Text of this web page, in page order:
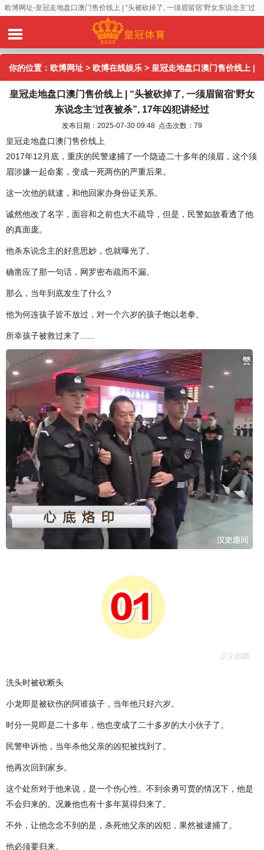
欧博网址-皇冠走地盘口澳门售价线上 | “头被砍掉了, 一须眉留宿‘野女东说念主’过
你的位置： 欧博网址 > 欧博在线娱乐 > 皇冠走地盘口澳门售价线上 |
“头被砍掉了, 一须眉留宿‘野女东说念主’过夜被杀”, 17年凶犯讲经过
皇冠走地盘口澳门售价线上 | “头被砍掉了, 一须眉留宿‘野女
东说念主’过夜被杀”, 17年凶犯讲经过
发布日期：2025-07-30 09:48 点击次数：79
皇冠走地盘口澳门售价线上
2017年12月底，重庆的民警逮捕了一个隐迹二十多年的须眉，这个须
眉涉嫌一起命案，变成一死两伤的严重后果。
这一次他的就逮，和他回家办身份证关系。
诚然他改了名字，面容和之前也大不疏导，但是，民警如故看透了他
的真面庞。
他杀东说念主的好意思妙，也就曝光了。
确凿应了那一句话，网罗密布疏而不漏。
那么，当年到底发生了什么？
他为何连孩子皆不放过，对一个六岁的孩子饱以老拳。
所幸孩子被救过来了......
洗头时被砍断头
小龙即是被砍伤的阿谁孩子，当年他只好六岁。
时分一晃即是二十多年，他也变成了二十多岁的大小伙子了。
民警申诉他，当年杀他父亲的凶犯被找到了。
他再次回到家乡。
这个处所对于他来说，是一个伤心性。不到余勇可贾的情况下，他是
不会归来的。况兼他也有十多年莫得归来了。
不外，让他念念不到的是，杀死他父亲的凶犯，果然被逮捕了。
他必须要归来。